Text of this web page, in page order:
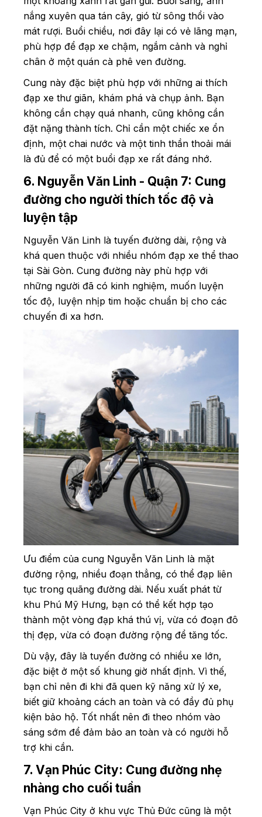
nắng xuyên qua tán cây, gió từ sông thổi vào
mát rượi. Buổi chiều, nơi đây lại có vẻ lãng mạn,
phù hợp để đạp xe chậm, ngắm cảnh và nghỉ
chân ở một quán cà phê ven đường.
Cung này đặc biệt phù hợp với những ai thích
đạp xe thư giãn, khám phá và chụp ảnh. Bạn
không cần chạy quá nhanh, cũng không cần
đặt nặng thành tích. Chỉ cần một chiếc xe ổn
định, một chai nước và một tinh thần thoải mái
là đủ để có một buổi đạp xe rất đáng nhớ.
6. Nguyễn Văn Linh - Quận 7: Cung
đường cho người thích tốc độ và
luyện tập
Nguyễn Văn Linh là tuyến đường dài, rộng và
khá quen thuộc với nhiều nhóm đạp xe thể thao
tại Sài Gòn. Cung đường này phù hợp với
những người đã có kinh nghiệm, muốn luyện
tốc độ, luyện nhịp tim hoặc chuẩn bị cho các
chuyến đi xa hơn.
Ưu điểm của cung Nguyễn Văn Linh là mặt
đường rộng, nhiều đoạn thẳng, có thể đạp liên
tục trong quãng đường dài. Nếu xuất phát từ
khu Phú Mỹ Hưng, bạn có thể kết hợp tạo
thành một vòng đạp khá thú vị, vừa có đoạn đô
thị đẹp, vừa có đoạn đường rộng để tăng tốc.
Dù vậy, đây là tuyến đường có nhiều xe lớn,
đặc biệt ở một số khung giờ nhất định. Vì thế,
bạn chỉ nên đi khi đã quen kỹ năng xử lý xe,
biết giữ khoảng cách an toàn và có đầy đủ phụ
kiện bảo hộ. Tốt nhất nên đi theo nhóm vào
sáng sớm để đảm bảo an toàn và có người hỗ
trợ khi cần.
7. Vạn Phúc City: Cung đường nhẹ
nhàng cho cuối tuần
Vạn Phúc City ở khu vực Thủ Đức cũng là một